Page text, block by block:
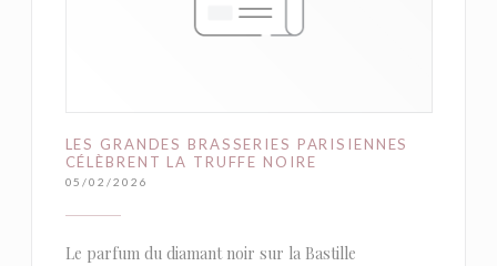
LES GRANDES BRASSERIES PARISIENNES
CÉLÈBRENT LA TRUFFE NOIRE
05/02/2026
Le parfum du diamant noir sur la Bastille